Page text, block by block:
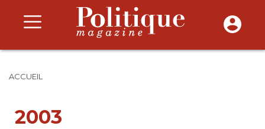
ACCUEIL
2003